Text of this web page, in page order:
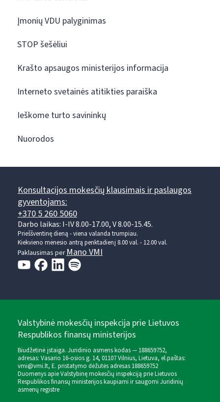
Įmonių VDU palyginimas
STOP šešėliui
Krašto apsaugos ministerijos informacija
Interneto svetainės atitikties paraiška
Ieškome turto savininkų
Nuorodos
Konsultacijos mokesčių klausimais ir paslaugos
gyventojams:
+370 5 260 5060
Darbo laikas: I-IV 8.00-17.00, V 8.00-15.45.
Prieššventinę dieną - viena valanda trumpiau.
Kiekvieno mėnesio antrą penktadienį 8.00 val. - 12.00 val.
Paklausimas perMano VMI
Valstybinė mokesčių inspekcija prie Lietuvos
Respublikos finansų ministerijos
Biudžetinė įstaiga. Juridinio asmens kodas — 188659752,
adresas: Vasario 16-osios g. 14, 01107 Vilnius, Lietuva, el.paštas:
vmi@vmi.lt, E. pristatymo dėžutės adresas 188659752
Duomenys apie Valstybinę mokesčių inspekciją prie Lietuvos
Respublikos finansų ministerijos kaupiami ir saugomi Juridinių
asmenų registre